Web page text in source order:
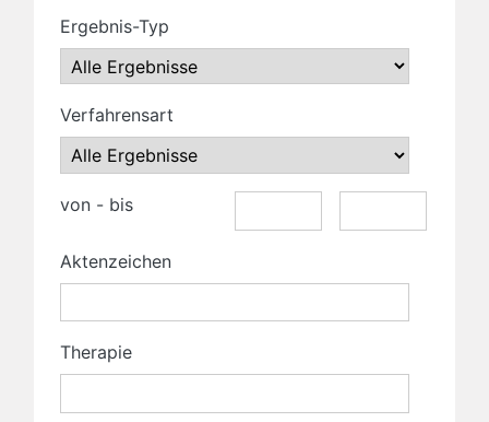
Ergebnis-Typ
Verfahrensart
von - bis
Aktenzeichen
Therapie